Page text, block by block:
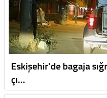
Eskişehir'de bagaja
çı…